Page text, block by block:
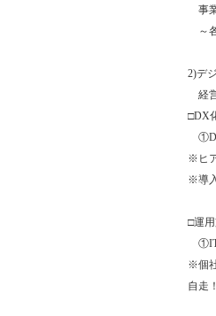
事
～
2)デ
経
□DX
※ヒ
※導
□運
①IT
※個
自走！